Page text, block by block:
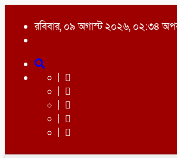
রবিবার, ০৯ অগাস্ট ২০২৬, ০২:৩৪